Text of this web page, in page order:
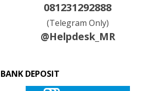
081231292888
(Telegram Only)
@Helpdesk_MR
BANK DEPOSIT